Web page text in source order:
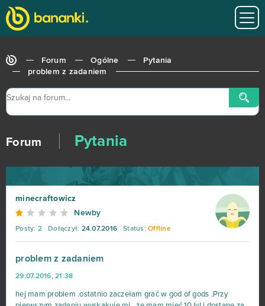
Forum Ogólne
Pytania
problem z zadaniem
Forum Pytania
minecraftowicz
Newby
Posty: 2 Dołączył: 24.07.2016 Status: Offline
problem z zadaniem
29.07.2016, 21:38
hej mam problem .ostatnio zaczełam grać w god of gods .Przy